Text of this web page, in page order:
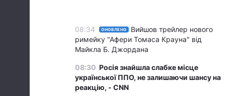
08:34 ОНОВЛЕНО
Вийшов трейлер нового
римейку "Афери Томаса Крауна" від
Майкла Б. Джордана
08:30 Росія знайшла слабке місце
української ППО, не залишаючи шансу на
реакцію, - CNN